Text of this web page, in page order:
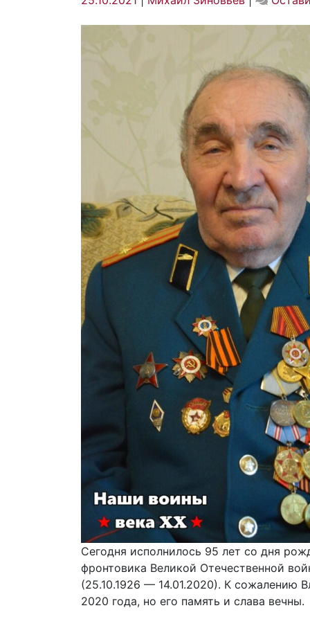
Сегодня исполнилось 95 лет со дня
фронтовика Великой Отечественной
(25.10.1926 — 14.01.2020). К сожалению
2020 года, но его память и слава вечны.